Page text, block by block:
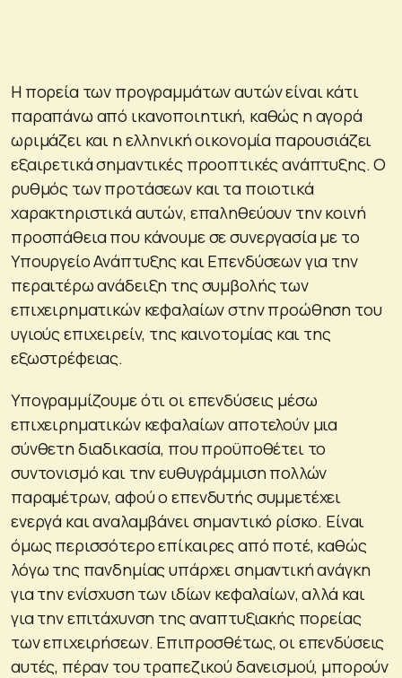
Η πορεία των προγραμμάτων αυτών είναι κάτι
παραπάνω από ικανοποιητική, καθώς η αγορά
ωριμάζει και η ελληνική οικονομία παρουσιάζει
εξαιρετικά σημαντικές προοπτικές ανάπτυξης. Ο
ρυθμός των προτάσεων και τα ποιοτικά
χαρακτηριστικά αυτών, επαληθεύουν την κοινή
προσπάθεια που κάνουμε σε συνεργασία με το
Υπουργείο Ανάπτυξης και Επενδύσεων για την
περαιτέρω ανάδειξη της συμβολής των
επιχειρηματικών κεφαλαίων στην προώθηση του
υγιούς επιχειρείν, της καινοτομίας και της
εξωστρέφειας.
Υπογραμμίζουμε ότι οι επενδύσεις μέσω
επιχειρηματικών κεφαλαίων αποτελούν μια
σύνθετη διαδικασία, που προϋποθέτει το
συντονισμό και την ευθυγράμμιση πολλών
παραμέτρων, αφού ο επενδυτής συμμετέχει
ενεργά και αναλαμβάνει σημαντικό ρίσκο. Είναι
όμως περισσότερο επίκαιρες από ποτέ, καθώς
λόγω της πανδημίας υπάρχει σημαντική ανάγκη
για την ενίσχυση των ιδίων κεφαλαίων, αλλά και
για την επιτάχυνση της αναπτυξιακής πορείας
των επιχειρήσεων. Επιπροσθέτως, οι επενδύσεις
αυτές, πέραν του τραπεζικού δανεισμού, μπορούν